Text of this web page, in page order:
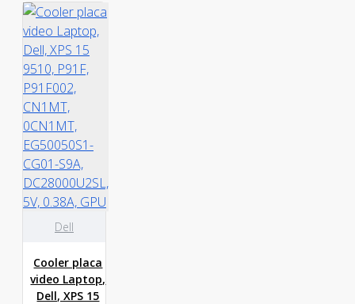
Dell
Cooler placa
video Laptop,
Dell, XPS 15